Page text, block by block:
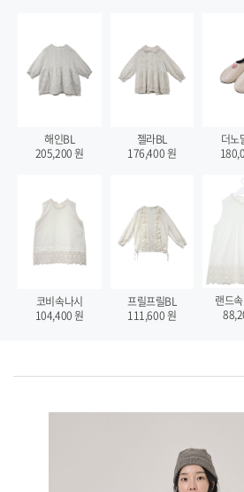
해인BL
205,200원
젤라BL
176,400원
더노
코비속나시
104,400원
프릴프릴BL
111,600원
랜드